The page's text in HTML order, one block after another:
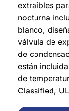
extraíbles
nocturna
blanco,
válvula de
de
están
de
Classified,